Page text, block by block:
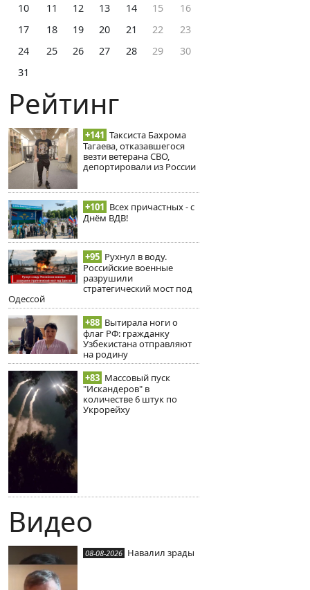
10
11 12 13 14 15
16
17
18 19 20 21 22
23
24
25 26 27 28 29
30
31
Рейтинг
+141 Таксиста Бахрома
Тагаева, отказавшегося
везти ветерана СВО,
депортировали из России
+101 Всех причастных - с
Днём ВДВ!
+95 Рухнул в воду.
Российские военные
разрушили
стратегический мост под
Одессой
+88 Вытирала ноги о
флаг РФ: гражданку
Узбекистана отправляют
на родину
+83 Массовый пуск
"Искандеров" в
количестве 6 штук по
Укрорейху
Видео
08-08-2026 Навалил зрады